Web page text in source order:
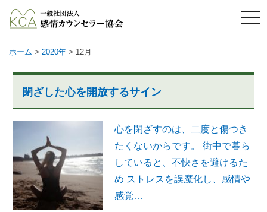
メ
ニ
ホーム > 2020年 > 12月
閉ざした心を開放するサイン
心を閉ざすのは、二度と傷つき
たくないからです。 街中で暮ら
していると、不快さを避けるた
め ストレスを誤魔化し、感情や
感覚…